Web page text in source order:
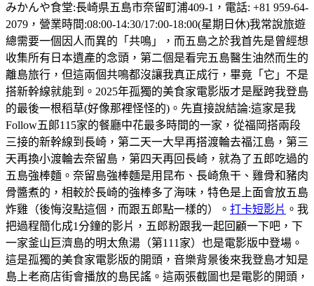
みかんや食堂:長崎県五島市奈留町浦409-1，電話: +81 959-64-
2079，營業時間:08:00-14:30/17:00-18:00(星期日休)我常說旅遊
總需要一個因人而異的「共鳴」，而五島之於我首先是曾經想
收集所有日本遺產的念頭，第二個是看完五島醫生油然而生的
離島旅行，但這兩個共鳴都沒讓我真正成行，畢竟「它」不是
搭新幹線就能到。2025年孤獨的美食家電影版才是壓跨我登島
的最後一根稻草(好像那裡怪怪的)。先直接說結論:這家是我
Follow五郞115家的餐廳中花最多時間的一家，從福岡搭兩段
三接的新幹線到長崎，第二天一大早再搭渡輪去福江島，第三
天再換小渡輪去奈留島，第四天再回長崎，就為了五郎吃過的
五島強棒麵。奈留島強棒麵是用昆布、長崎魚干、雞骨和豬肉
骨醬煮的，相較於長崎的強棒多了海味，特色是上面會放五島
炸雞（後悔沒點這個，而跟五郎點一樣的）。 打卡短影片 。我
把過程簡化成1分鐘的影片，五郎粉跟我一起回顧一下吧，下
一家釜山巨濟島的明太魚湯（第111家）也是電影版中登場。
這是孤獨的美食家電影版的開頭，音樂背景後來我登島才知是
島上老商店街會播放的島民謠。這兩張截圖也是電影的開頭，